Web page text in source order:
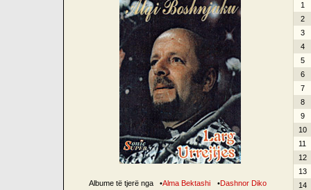
Albume të tjerë nga •Alma Bektashi •Dashnor Diko
1
2
3
4
5
6
7
8
9
10
11
12
13
14